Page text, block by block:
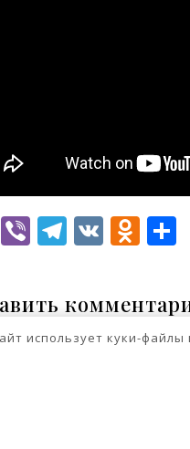
WhatsApp
ViberTelegram
VK
использует куки-